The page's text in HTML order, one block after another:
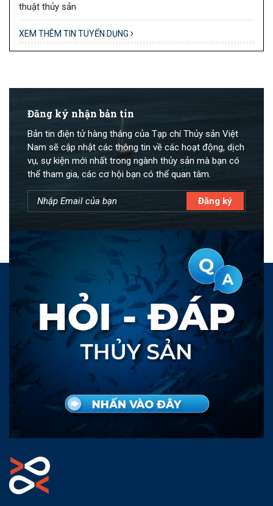
thuật thủy sản
XEM THÊM TIN TUYỂN DỤNG
Đăng ký nhận bản tin
Bản tin điện tử hàng tháng của Tạp chí Thủy sản Việt
Nam sẽ cập nhật các thông tin về các hoạt động, dịch
vụ, sự kiện mới nhất trong ngành thủy sản mà bạn có
thể tham gia, các cơ hội bạn có thể quan tâm.